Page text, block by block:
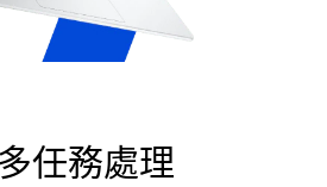
任務處理